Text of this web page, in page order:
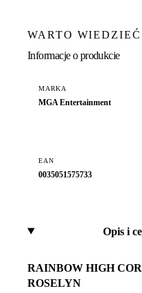
WARTO WIEDZIEĆ
Informacje o produkcie
MARKA
MGA Entertainment
EAN
0035051575733
Opis i
RAINBOW HIGH
ROSELYN